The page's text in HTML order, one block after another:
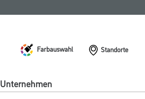
Farbauswahl
Standorte
Unternehmen